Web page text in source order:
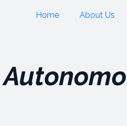
Home About Us